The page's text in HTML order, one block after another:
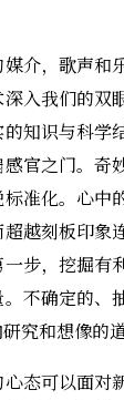
介，歌声和
入我们的双
知识与科学
官之门。奇
准化。心中
越刻板印象
步，挖掘有
不确定的、
究和想像的道
态可以面对